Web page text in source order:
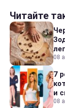
Читайте
08
7
и
08